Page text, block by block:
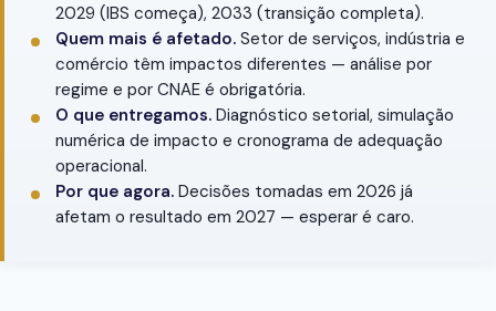
2029 (IBS começa), 2033 (transição completa).
Quem mais é afetado. Setor de serviços, indústria e
comércio têm impactos diferentes — análise por
regime e por CNAE é obrigatória.
O que entregamos. Diagnóstico setorial, simulação
numérica de impacto e cronograma de adequação
operacional.
Por que agora. Decisões tomadas em 2026 já
afetam o resultado em 2027 — esperar é caro.